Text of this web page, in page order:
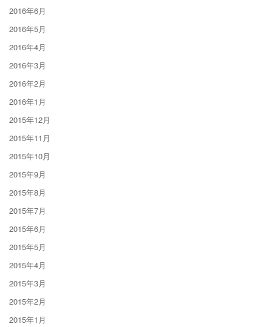
2016年6月
2016年5月
2016年4月
2016年3月
2016年2月
2016年1月
2015年12月
2015年11月
2015年10月
2015年9月
2015年8月
2015年7月
2015年6月
2015年5月
2015年4月
2015年3月
2015年2月
2015年1月